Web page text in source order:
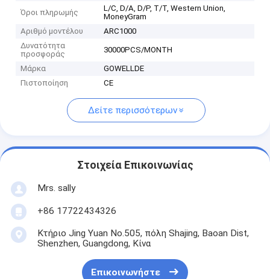
Όροι πληρωμής
L/C, D/A, D/P, T/T, Western Union,
MoneyGram
Αριθμό μοντέλου
ARC1000
Δυνατότητα
προσφοράς
30000PCS/MONTH
Μάρκα
GOWELLDE
Πιστοποίηση
CE
Δείτε περισσότερων
Στοιχεία Επικοινωνίας
Mrs. sally
+86 17722434326
Κτήριο Jing Yuan No.505, πόλη Shajing, Baoan Dist,
Shenzhen, Guangdong, Κίνα
Επικοινωνήστε